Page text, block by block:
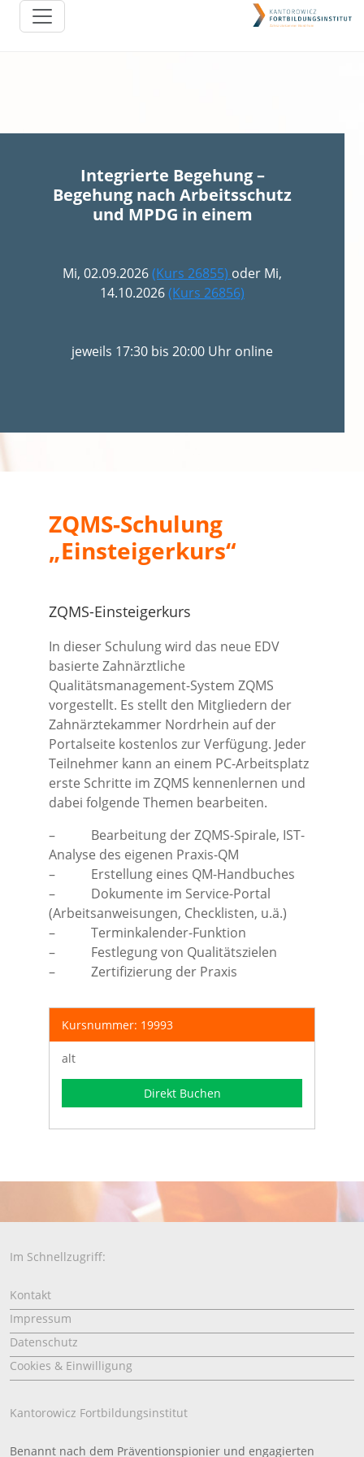
Integrierte Begehung –
Begehung nach Arbeitsschutz
und MPDG in einem
Mi, 02.09.2026(Kurs 26855) oder Mi,
14.10.2026(Kurs 26856)
jeweils 17:30 bis 20:00 Uhr online
ZQMS-Schulung
„Einsteigerkurs“
ZQMS-Einsteigerkurs
In dieser Schulung wird das neue EDV
basierte Zahnärztliche
Qualitätsmanagement-System ZQMS
vorgestellt. Es stellt den Mitgliedern der
Zahnärztekammer Nordrhein auf der
Portalseite kostenlos zur Verfügung. Jeder
Teilnehmer kann an einem PC-Arbeitsplatz
erste Schritte im ZQMS kennenlernen und
dabei folgende Themen bearbeiten.
– Bearbeitung der ZQMS-Spirale, IST-
Analyse des eigenen Praxis-QM
– Erstellung eines QM-Handbuches
– Dokumente im Service-Portal
(Arbeitsanweisungen, Checklisten, u.ä.)
– Terminkalender-Funktion
– Festlegung von Qualitätszielen
– Zertifizierung der Praxis
Kursnummer: 19993
alt
Direkt Buchen
Im Schnellzugriff:
Kontakt
Impressum
Datenschutz
Cookies & Einwilligung
Kantorowicz Fortbildungsinstitut
Benannt nach dem Präventionspionier und engagierten